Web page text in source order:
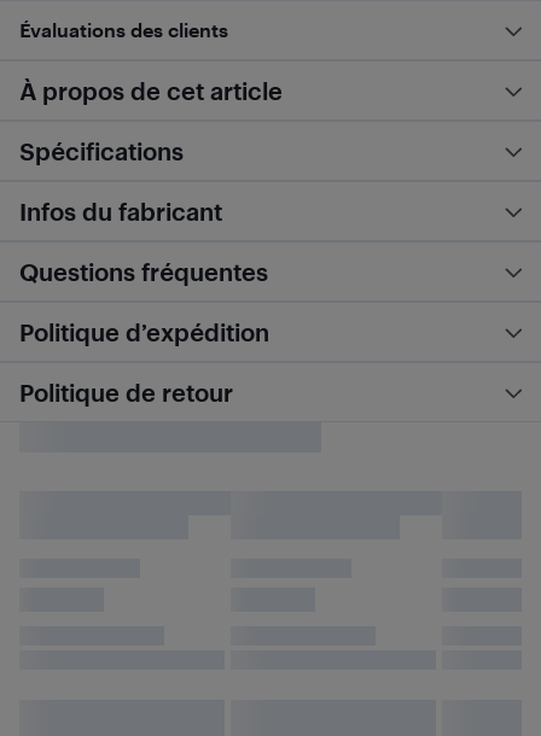
Évaluations des clients
À propos de cet article
Spécifications
Infos du fabricant
Questions fréquentes
Politique d’expédition
Politique de retour